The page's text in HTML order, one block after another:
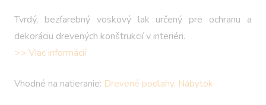
Tvrdý, bezfarebný voskový lak určený pre ochranu a
dekoráciu drevených konštrukcií v interiéri.
>> Viac informácií
Vhodné na natieranie: Drevené podlahy, Nábytok